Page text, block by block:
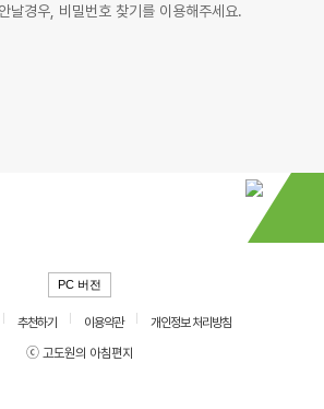
날경우, 비밀번호 찾기를 이용해주세요.
PC 버전
추천하기 이용약관
개인정보 처리방침
ⓒ 고도원의 아침편지